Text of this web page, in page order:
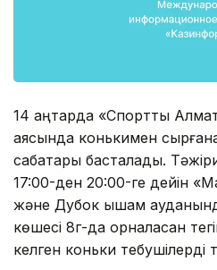
14 қаңтарда «Спорттық
аясында конькимен
сабақтары басталады.
17:00-ден 20:00-ге дейін
және Дубок ықшам
көшесі 8г-да орналасқан
келген коньки тебушілерді